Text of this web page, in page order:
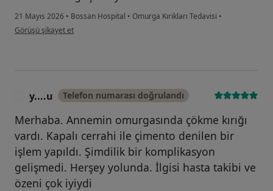
21 Mayıs 2026 • Bossan Hospital • Omurga Kırıkları Tedavisi •
kullanıcının görüşüne göre öz....
Görüşü şikayet et
y....u Telefon numarası doğrulandı
Merhaba. Annemin omurgasında çökme kırığı
vardı. Kapalı cerrahi ile çimento denilen bir
işlem yapıldı. Şimdilik bir komplikasyon
gelişmedi. Herşey yolunda. İlgisi hasta takibi ve
özeni çok iyiydi